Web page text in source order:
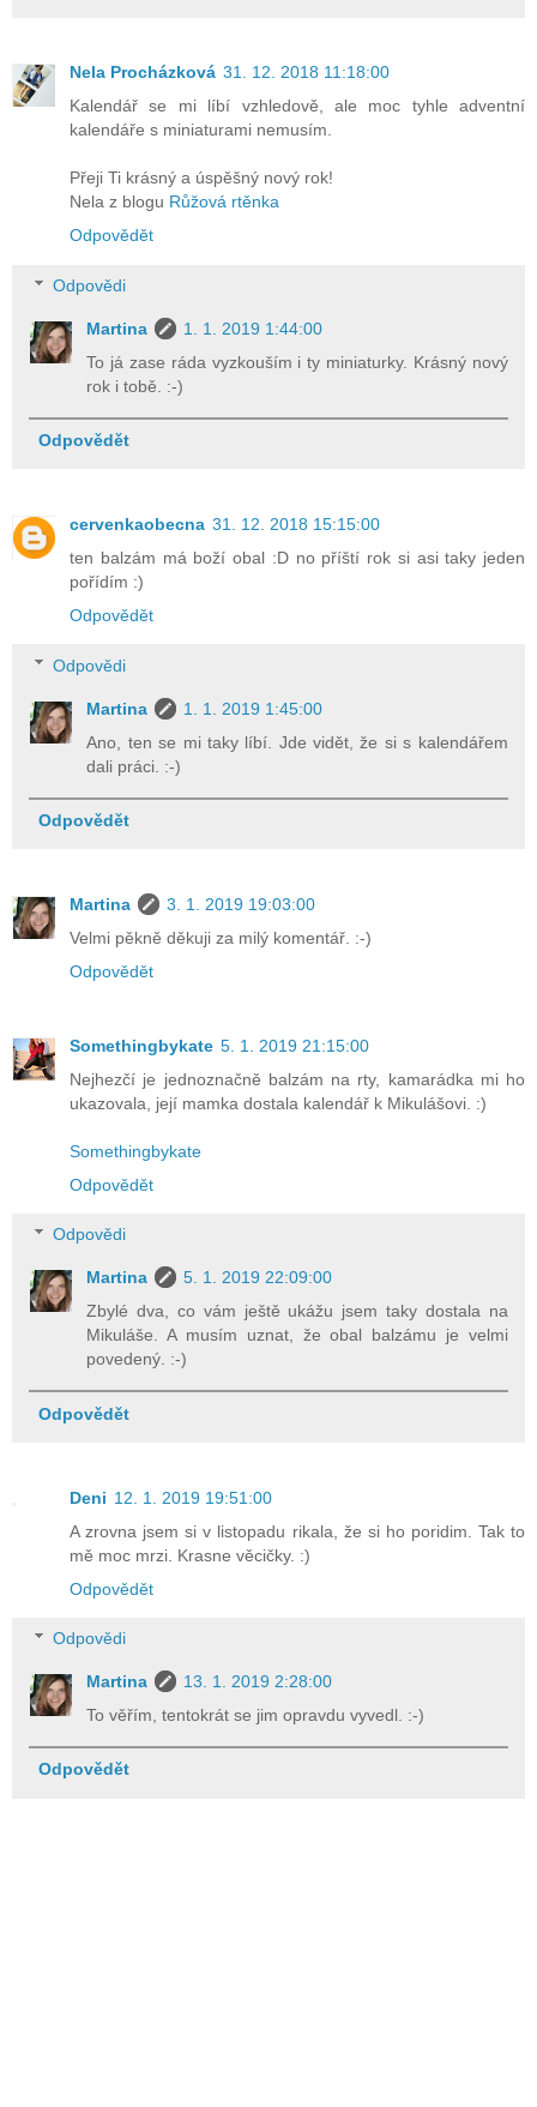
Nela Procházková 31. 12. 2018 11:18:00
Kalendář se mi líbí vzhledově, ale moc tyhle adventní
kalendáře s miniaturami nemusím.
Přeji Ti krásný a úspěšný nový rok!
Nela z blogu Růžová rtěnka
Odpovědět
Odpovědi
Martina
1. 1. 2019 1:44:00
To já zase ráda vyzkouším i ty miniaturky. Krásný nový
rok i tobě. :-)
Odpovědět
cervenkaobecna 31. 12. 2018 15:15:00
ten balzám má boží obal :D no příští rok si asi taky jeden
pořídím :)
Odpovědět
Odpovědi
Martina
1. 1. 2019 1:45:00
Ano, ten se mi taky líbí. Jde vidět, že si s kalendářem
dali práci. :-)
Odpovědět
Martina
3. 1. 2019 19:03:00
Velmi pěkně děkuji za milý komentář. :-)
Odpovědět
Somethingbykate 5. 1. 2019 21:15:00
Nejhezčí je jednoznačně balzám na rty, kamarádka mi ho
ukazovala, její mamka dostala kalendář k Mikulášovi. :)
Somethingbykate
Odpovědět
Odpovědi
Martina
5. 1. 2019 22:09:00
Zbylé dva, co vám ještě ukážu jsem taky dostala na
Mikuláše. A musím uznat, že obal balzámu je velmi
povedený. :-)
Odpovědět
Deni 12. 1. 2019 19:51:00
A zrovna jsem si v listopadu rikala, že si ho poridim. Tak to
mě moc mrzi. Krasne věcičky. :)
Odpovědět
Odpovědi
Martina
13. 1. 2019 2:28:00
To věřím, tentokrát se jim opravdu vyvedl. :-)
Odpovědět